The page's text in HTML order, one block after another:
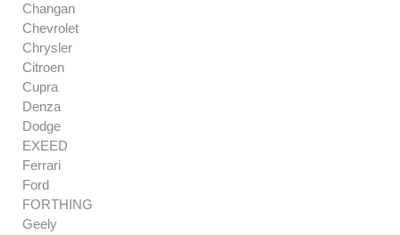
Changan
Chevrolet
Chrysler
Citroen
Cupra
Denza
Dodge
EXEED
Ferrari
Ford
FORTHING
Geely